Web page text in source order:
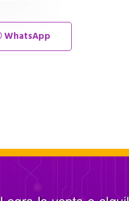
WhatsApp